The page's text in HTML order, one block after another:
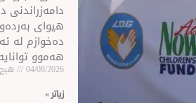
دامەزراندنی
هیوای
دەخوازم لە
هەموو
04/08/2026 هیچ
زیاتر »